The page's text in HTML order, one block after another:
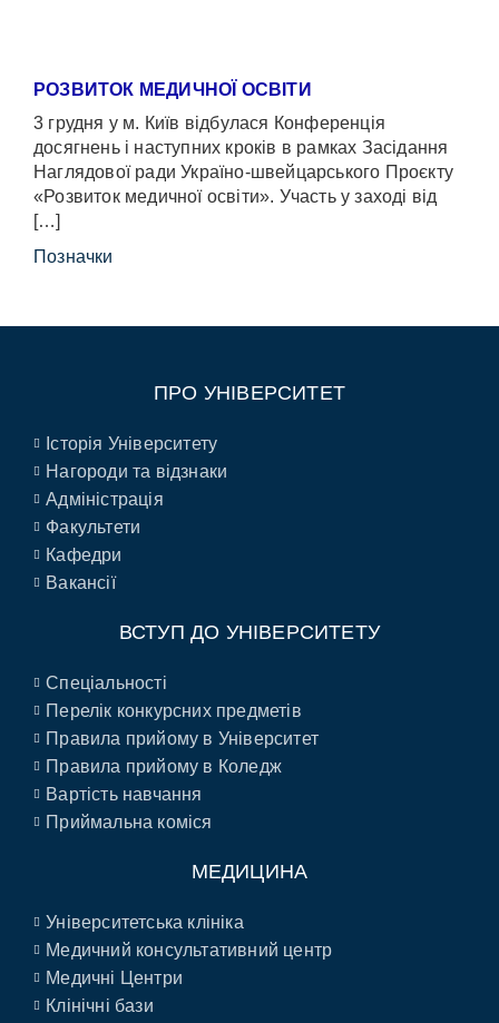
РОЗВИТОК МЕДИЧНОЇ ОСВІТИ
3 грудня у м. Київ відбулася Конференція
досягнень і наступних кроків в рамках Засідання
Наглядової ради Україно-швейцарського Проєкту
«Розвиток медичної освіти». Участь у заході від
[…]
Позначки
ПРО УНІВЕРСИТЕТ
Історія Університету
Нагороди та відзнаки
Адміністрація
Факультети
Кафедри
Вакансії
ВСТУП ДО УНІВЕРСИТЕТУ
Спеціальності
Перелік конкурсних предметів
Правила прийому в Університет
Правила прийому в Коледж
Вартість навчання
Приймальна коміся
МЕДИЦИНА
Університетська клініка
Медичний консультативний центр
Медичні Центри
Клінічні бази